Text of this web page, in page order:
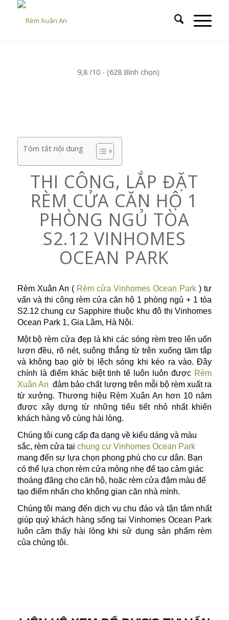
9,8 /10 - (628 Bình chọn)
Tóm tắt nội dung
THI CÔNG, LẮP ĐẶT
RÈM CỬA CĂN HỘ 1
PHÒNG NGỦ TÒA
S2.12 VINHOMES
OCEAN PARK
Rèm Xuân An ( Rèm cửa Vinhomes Ocean Park ) tư
vấn và thi công rèm cửa căn hộ 1 phòng ngủ + 1 tòa
S2.12 chung cư Sapphire thuộc khu đô thị Vinhomes
Ocean Park 1, Gia Lâm, Hà Nội.
Một bộ rèm cửa đẹp là khi các sóng rèm treo lên uốn
lượn đều, rõ nét, suông thẳng từ trên xuống tăm tắp
và không bao giờ bị lệch sóng khi kéo ra vào. Đây
chính là điểm khác biệt tinh tế luôn luôn được Rèm
Xuân An đảm bảo chất lượng trên mỗi bộ rèm xuất ra
từ xưởng. Thương hiệu Rèm Xuân An hơn 10 năm
được xây dựng từ những tiểu tiết nhỏ nhất khiến
khách hàng vô cùng hài lòng.
Chúng tôi cung cấp đa dạng về kiểu dáng và màu
sắc, rèm cửa tại chung cư Vinhomes Ocean Park
mang đến sự lựa chọn phong phú cho cư dân. Bạn
có thể lựa chọn rèm cửa mỏng nhẹ để tạo cảm giác
thoáng đãng cho căn hộ, hoặc rèm cửa đậm màu để
tạo điểm nhấn cho không gian căn nhà mình.
Chúng tôi mang đến dịch vụ chu đáo và tận tâm nhất
giúp quý khách hàng sống tại Vinhomes Ocean Park
luôn cảm thấy hài lòng khi sử dụng sản phẩm rèm
của chúng tôi.